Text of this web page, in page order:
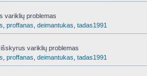
variklių problemas
proffanas deimantukas tadas1991
variklių problemas
proffanas deimantukas tadas1991